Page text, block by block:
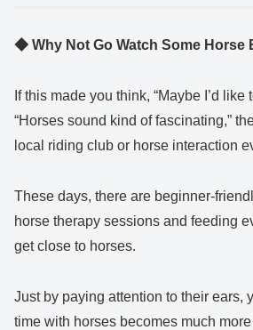
◆ Why Not Go Watch Some Horse
If this made you think, “Maybe I’d like
“Horses sound kind of fascinating,”
local riding club or horse interaction
These days, there are beginner-
horse therapy sessions and feeding
get close to horses.
Just by paying attention to their ears,
time with horses becomes much